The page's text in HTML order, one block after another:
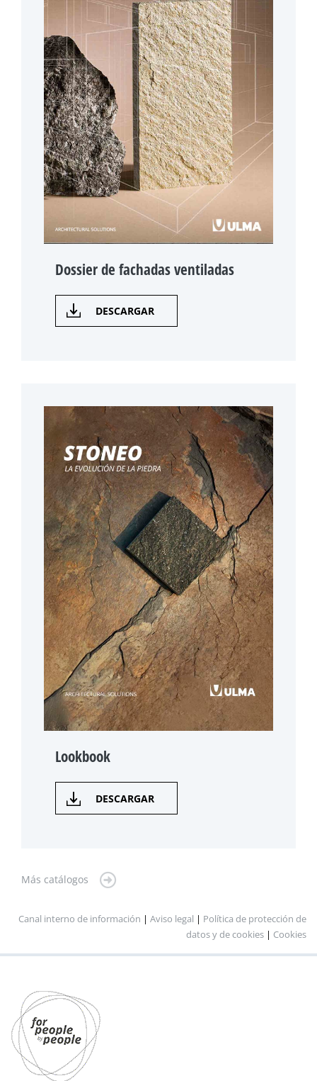
Dossier de fachadas ventiladas
DESCARGAR
Lookbook
DESCARGAR
Más catálogos
Canal interno de información | Aviso legal | Política de protección de
datos y de cookies | Cookies